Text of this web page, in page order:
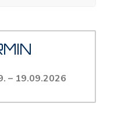
– 19.09.2026